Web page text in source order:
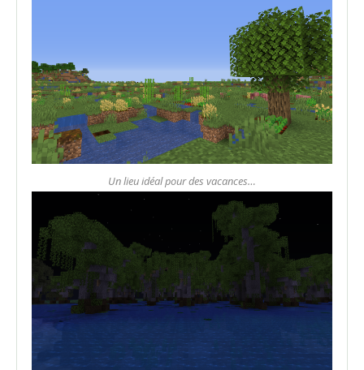
Un lieu idéal pour des vacances…